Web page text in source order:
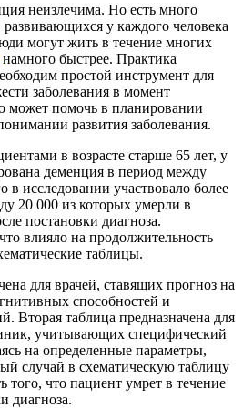
неизлечима. Но есть много
развивающихся у каждого человека
могут жить в течение многих
намного быстрее. Практика
простой инструмент для
заболевания в момент
может помочь в планировании
развития заболевания.
в возрасте старше 65 лет, у
деменция в период между
в исследовании участвовало более
20 000 из которых умерли в
постановки диагноза.
влияло на продолжительность
таблицы.
для врачей, ставящих прогноз на
способностей и
Вторая таблица предназначена для
учитывающих специфический
на определенные параметры,
случай в схематическую таблицу
того, что пациент умрет в течение
диагноза.